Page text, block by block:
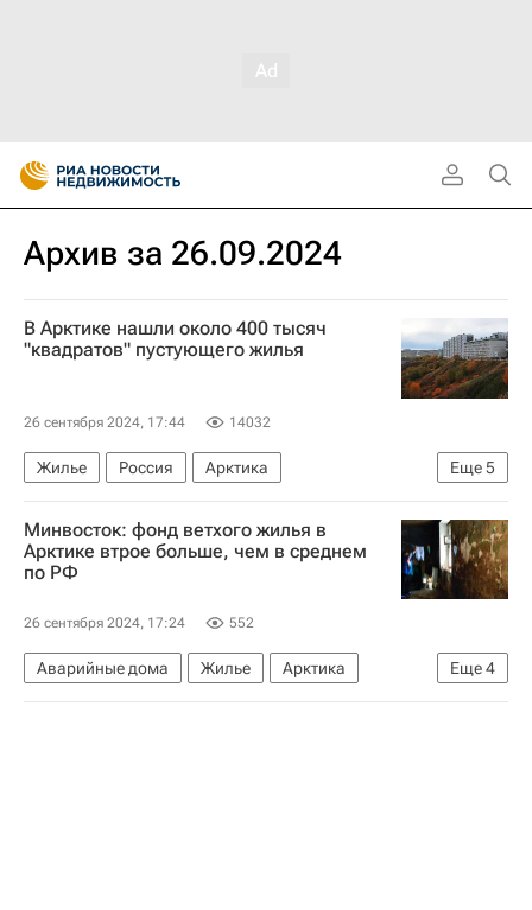
Архив за 26.09.2024
В Арктике нашли около 400 тысяч
"квадратов" пустующего жилья
26 сентября 2024, 17:44 14032
Еще5
Жилье Россия
Арктика
Республика Коми
Владимир Путин
Совет Федерации РФ
Регионы
Министерство РФ по развитию Дальнего Востока и Арктики (Минвостокразвития России)
Минвосток: фонд ветхого жилья в
Арктике втрое больше, чем в среднем
по РФ
26 сентября 2024, 17:24 552
Еще4
Аварийные дома Жилье
Арктика
Россия
Дальний Восток